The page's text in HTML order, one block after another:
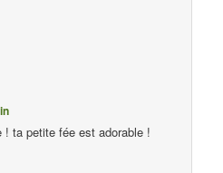
ta petite fée est adorable !